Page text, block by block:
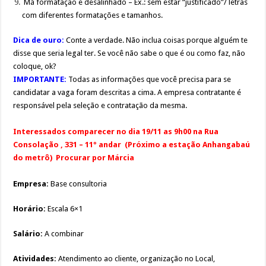
Má formatação e desalinhado – Ex.: sem estar “justificado”/ letras
com diferentes formatações e tamanhos.
Dica de ouro: Conte a verdade. Não inclua coisas porque alguém te
disse que seria legal ter. Se você não sabe o que é ou como faz, não
coloque, ok?
IMPORTANTE: Todas as informações que você precisa para se
candidatar a vaga foram descritas a cima. A empresa contratante é
responsável pela seleção e contratação da mesma.
Interessados comparecer no dia 19/11 as 9h00 na Rua
Consolação , 331 – 11º andar (Próximo a estação Anhangabaú
do metrô) Procurar por Márcia
Empresa:Base consultoria
Horário:Escala 6×1
Salário:A combinar
Atividades:Atendimento ao cliente, organização no Local,